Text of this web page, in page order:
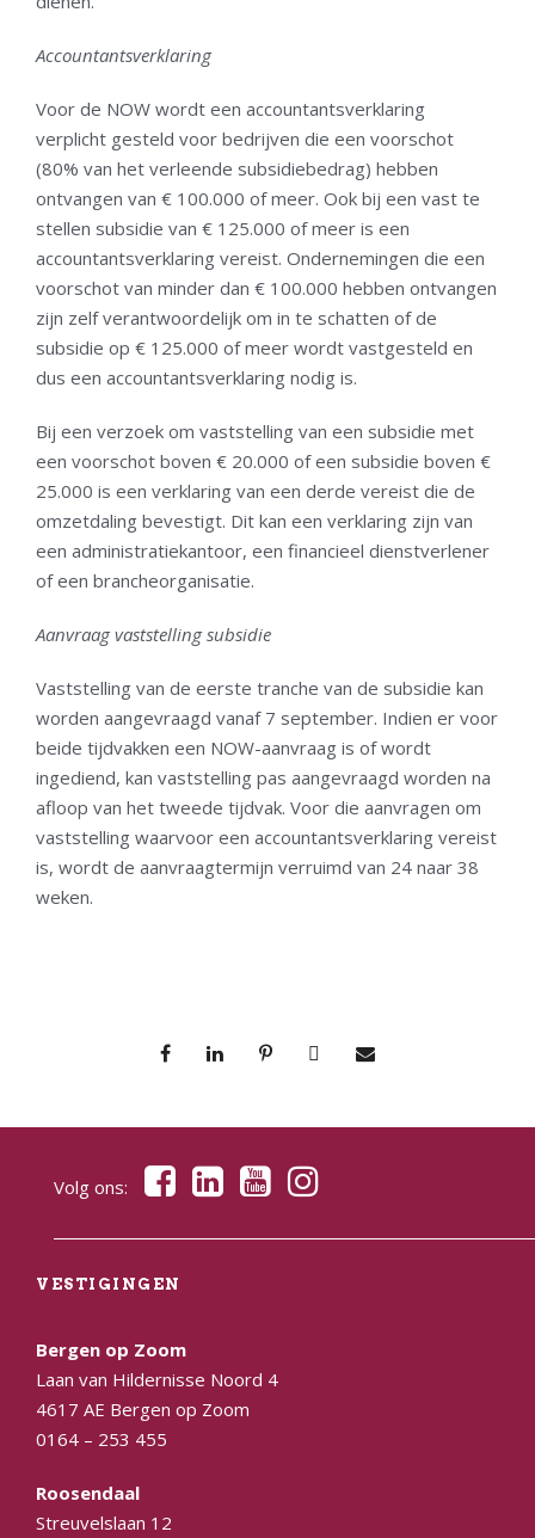
Accountantsverklaring
Voor de NOW wordt een accountantsverklaring
verplicht gesteld voor bedrijven die een voorschot
(80% van het verleende subsidiebedrag) hebben
ontvangen van € 100.000 of meer. Ook bij een vast te
stellen subsidie van € 125.000 of meer is een
accountantsverklaring vereist. Ondernemingen die een
voorschot van minder dan € 100.000 hebben ontvangen
zijn zelf verantwoordelijk om in te schatten of de
subsidie op € 125.000 of meer wordt vastgesteld en
dus een accountantsverklaring nodig is.
Bij een verzoek om vaststelling van een subsidie met
een voorschot boven € 20.000 of een subsidie boven €
25.000 is een verklaring van een derde vereist die de
omzetdaling bevestigt. Dit kan een verklaring zijn van
een administratiekantoor, een financieel dienstverlener
of een brancheorganisatie.
Aanvraag vaststelling subsidie
Vaststelling van de eerste tranche van de subsidie kan
worden aangevraagd vanaf 7 september. Indien er voor
beide tijdvakken een NOW-aanvraag is of wordt
ingediend, kan vaststelling pas aangevraagd worden na
afloop van het tweede tijdvak. Voor die aanvragen om
vaststelling waarvoor een accountantsverklaring vereist
is, wordt de aanvraagtermijn verruimd van 24 naar 38
weken.
Volg ons:
VESTIGINGEN
Bergen op Zoom
Laan van Hildernisse Noord 4
4617 AE Bergen op Zoom
0164 – 253 455
Roosendaal
Streuvelslaan 12